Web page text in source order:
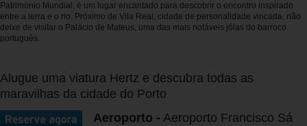
Alugueres
Mensais
Lojas
Património Mundial, é um lugar encantado para descobrir o encontro inspirado
entre a terra e o rio. Próximo de Vila Real, cidade de personalidade vincada, não
deixe de visitar o Palácio de Mateus, uma das mais notáveis jóias do barroco
português.
Alugue uma viatura Hertz e descubra todas as
maravilhas da cidade do Porto
Aeroporto - Aeroporto Francisco Sá